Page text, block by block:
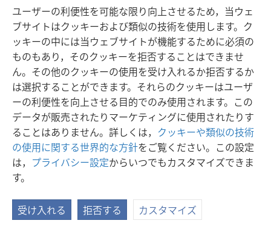
ユーザーの利便性を可能な限り向上させるため，当ウェ
ブサイトはクッキーおよび類似の技術を使用します。ク
ッキーの中には当ウェブサイトが機能するために必須の
ものもあり，そのクッキーを拒否することはできませ
ん。その他のクッキーの使用を受け入れるか拒否するか
は選択することができます。それらのクッキーはユーザ
ーの利便性を向上させる目的でのみ使用されます。この
データが販売されたりマーケティングに使用されたりす
ることはありません。詳しくは， クッキーや類似の技術
の使用に関する世界的な方針をご覧ください。この設定
は， プライバシー設定からいつでもカスタマイズできま
す。
受け入れる 拒否する カスタマイズ
日本語 シェアする 設定
Copyright
© 2026 Watch Tower Bible and Tract Society of Pennsylvania
利用規約
プライバシーに関する方針 プライバシー設定
JW.ORG
ログイン